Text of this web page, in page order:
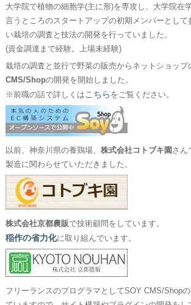
大学院で植物の細胞学(主に形)を専攻し、大学院在
言うところのスタートアップの初期メンバーとして
い栽培の調査と技法の開発を行っていました。
(資金調達まで経験。上場未経験)
栽培の調査と並行で野菜の販売からネットショップ
CMS/Shopの開発を開始しました。
※前職の話で詳しくはこちら をご覧ください。
以前、神奈川県の養鶏場、 株式会社コトブキ園 さん
製造に関わらせていただきました。
株式会社京都農販で技術顧問をしています。
稲作の省力化に取り組んでいます。
フリーランスのプログラマとしてSOY CMS/Shop